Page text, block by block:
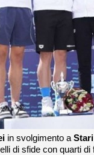
in svolgimento a
di sfide con quarti